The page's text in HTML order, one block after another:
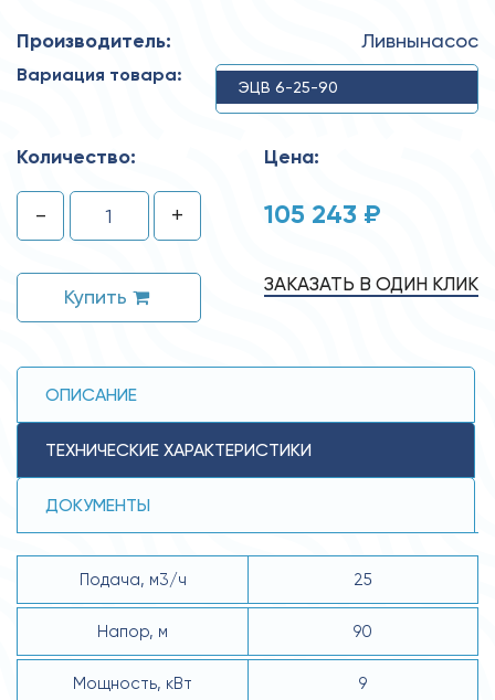
Производитель: Ливнынасос
Вариация товара:
ЭЦВ 6-25-90
Количество:
- +
Купить
Цена:
105 243 ₽
ЗАКАЗАТЬ В ОДИН КЛИК
ОПИСАНИЕ
ТЕХНИЧЕСКИЕ ХАРАКТЕРИСТИКИ
ДОКУМЕНТЫ
Подача, м3/ч 25
Напор, м 90
Мощность, кВт 9